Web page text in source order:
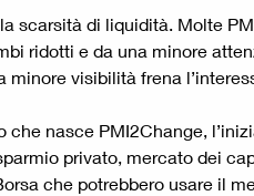
scarsità di liquidità. Molte
ridotti e da una minore
minore visibilità frena
che nasce PMI2Change,
privato, mercato dei
che potrebbero usare il